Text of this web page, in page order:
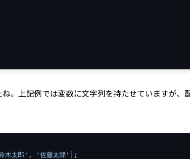
。上記例では変数に文字列を持たせていますが、
木太郎' , '佐藤太郎'
];